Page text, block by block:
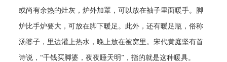
或尚有余热的灶灰，炉外加罩，可以放在袖子里面暖手。脚
炉比手炉要大，可放在脚下暖足。此外，还有暖足瓶，俗称
汤婆子，里边灌上热水，晚上放在被窝里。宋代黄庭坚有首
诗说，“千钱买脚婆，夜夜睡天明”，指的就是这种暖具。